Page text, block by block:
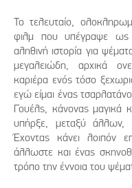
Το τελευταίο,
φιλμ που υπέγραψε ως
αληθινή ιστορία για
μεγαλειώδη, αρχικά
καριέρα ενός τόσο
εγώ είμαι ένας
Γουέλς, κάνονας μαγικά
υπήρξε, μεταξύ άλλων,
Έχοντας κάνει λοιπόν
άλλωστε και ένας
τρόπο την έννοια του